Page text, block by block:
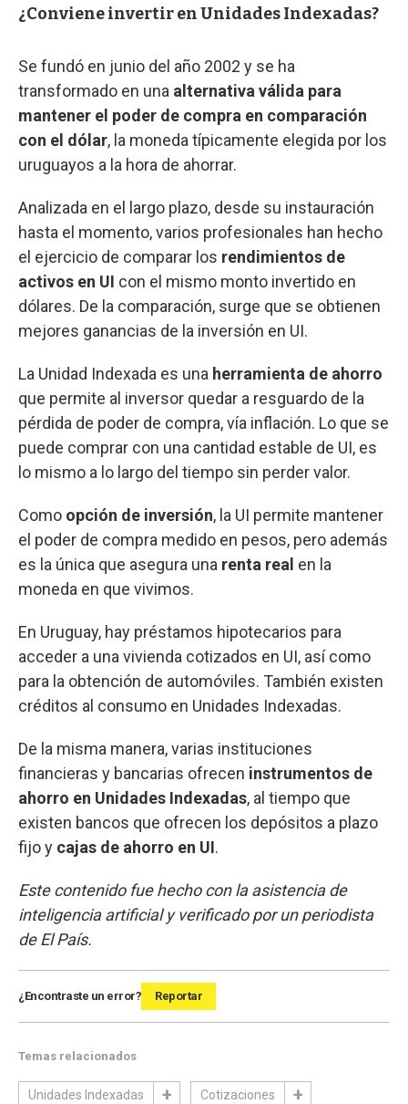
¿Conviene invertir en Unidades Indexadas?
Se fundó en junio del año 2002 y se ha
transformado en una alternativa válida para
mantener el poder de compra en comparación
con el dólar, la moneda típicamente elegida por los
uruguayos a la hora de ahorrar.
Analizada en el largo plazo, desde su instauración
hasta el momento, varios profesionales han hecho
el ejercicio de comparar los rendimientos de
activos en UI con el mismo monto invertido en
dólares. De la comparación, surge que se obtienen
mejores ganancias de la inversión en UI.
La Unidad Indexada es una herramienta de ahorro
que permite al inversor quedar a resguardo de la
pérdida de poder de compra, vía inflación. Lo que se
puede comprar con una cantidad estable de UI, es
lo mismo a lo largo del tiempo sin perdervalor.
Como opción de inversión, la UI permite mantener
el poder de compra medido en pesos, pero además
es la única que asegura una renta real en la
moneda en que vivimos.
En Uruguay, hay préstamos hipotecarios para
acceder a una vivienda cotizados en UI, así como
para la obtención de automóviles. También existen
créditos al consumo en Unidades Indexadas.
De la misma manera, varias instituciones
financieras y bancarias ofrecen instrumentos de
ahorro en Unidades Indexadas, al tiempo que
existen bancos que ofrecen los depósitos a plazo
fijo y cajas de ahorro en UI.
Este contenido fue hecho con la asistencia de
inteligencia artificial y verificado por un periodista
de El País.
¿Encontraste un error? Reportar
Temas relacionados
Unidades Indexadas Cotizaciones